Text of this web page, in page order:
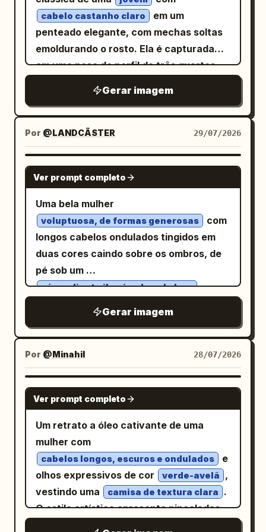
texto em japonês あつい…
pretas verticais. Estilo: faça com que
toda a imagem pareça uma ilustração
infantil ousada, pintada com textura
espessa de acrílico impasto ou tinta a
óleo, pinceladas visíveis, cores
saturadas, contornos pretos robustos,
proporções lúdicas e uma composição
fotorrealismo, gradientes, arte de linha
fina ou texto extra.
linha solta pela grama. Adicione detalhes
esparsos da savana: grama amarela
seca, alguns arbustos verde-
acastanhados, uma acácia de topo
plano no horizonte à direita, árvores
com folhas parcialmente visíveis na
borda esquerda e um céu azul brilhante
com textura. Inclua exatamente 3
nuvens brancas com contornos pretos
pesados: uma nuvem grande perto do
canto superior direito, uma nuvem
nuvem minúscula perto do horizonte.
Acima do leopardo, coloque um balão de
pensamento branco com um contorno
preto grosso e dois pequenos pontos de
bolha, contendo texto em japonês em
uma textura áspera de pastel a óleo ou
giz de cera com pinceladas visíveis,
bordas irregulares, proporções infantis,
contornos pretos de alto contraste,
cores saturadas e uma composição
pronta para livro de histórias. Mantenha
a tela em um formato paisagem 4:3, sem
fotorrealismo, sem animais extras, sem
marca d'água.
cabelo castanho claro
em um
penteado elegante, com mechas soltas
emoldurando o rosto. Ela é capturada
em uma pose de perfil de três quartos
vestido de renda escura com gola alta
e brincos ornamentados. A cena utiliza
iluminação chiaroscuro, com uma fonte
de luz suave iluminando o lado direito do
rosto, nariz e lábios, enquanto projeta o
restante de suas feições e o fundo
escuro texturizado em sombras
profundas e intensas. O estilo de pintura
digital enfatiza pinceladas visíveis e uma
textura clássica rica, que remete aos
retratos do Renascimento.
Gerar imagem
Por @LANDCÄSTER 29/07/2026
GPT IMAGE 2
Ver prompt completo
Uma bela mulher
voluptuosa, de formas generosas
com
longos cabelos ondulados tingidos em
duas cores caindo sobre os ombros, de
pé sob um
céu radiante iluminado pelo luar
veste um vestido fluido e ornamentado
tecido com motivos celestiais ,
filigrana de ouro intrincada e tecidos
cintilantes. Borboletas etéreas e flores
luminosas flutuam pelo ar enquanto
raios de luar suaves criam uma
iluminação de contorno dramática.
Renderizado em um estilo inspirado na
Art Nouveau com linhas fluidas
elegantes, bordas florais decorativas,
tons ricos de safira, violeta e ouro,
composição graciosa, olhos
expressivos, traços faciais refinados,
Gerar imagem
Por @Minahil 28/07/2026
NANO BANANA PRO
Ver prompt completo
Um retrato a óleo cativante de uma
mulher com
cabelos longos, escuros e ondulados
e
olhos expressivos de cor
verde-avelã
,
vestindo uma
camisa de textura clara
.
O estilo artístico apresenta pinceladas